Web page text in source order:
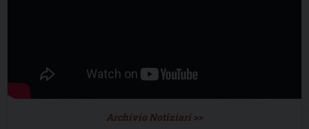
Archivio Notiziari >>